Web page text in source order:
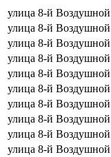
улица 8-й
улица 8-й
улица 8-й
улица 8-й
улица 8-й
улица 8-й
улица 8-й
улица 8-й
улица 8-й
улица 8-й